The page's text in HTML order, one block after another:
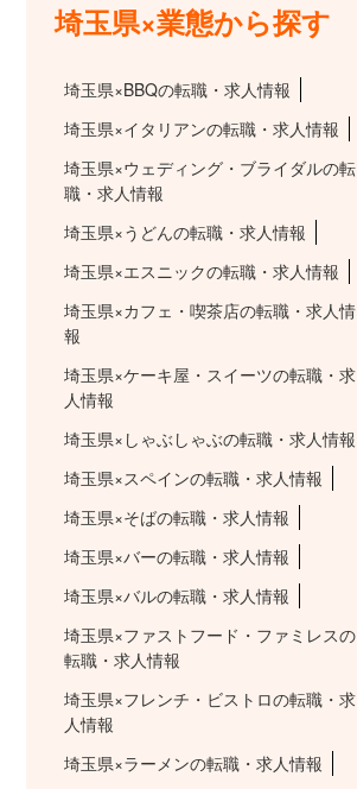
埼玉県×業態から探す
埼玉県×BBQの転職・求人情報
埼玉県×イタリアンの転職・求人情報
埼玉県×ウェディング・ブライダルの転
職・求人情報
埼玉県×うどんの転職・求人情報
埼玉県×エスニックの転職・求人情報
埼玉県×カフェ・喫茶店の転職・求人情
報
埼玉県×ケーキ屋・スイーツの転職・求
人情報
埼玉県×しゃぶしゃぶの転職・求人情報
埼玉県×スペインの転職・求人情報
埼玉県×そばの転職・求人情報
埼玉県×バーの転職・求人情報
埼玉県×バルの転職・求人情報
埼玉県×ファストフード・ファミレスの
転職・求人情報
埼玉県×フレンチ・ビストロの転職・求
人情報
埼玉県×ラーメンの転職・求人情報